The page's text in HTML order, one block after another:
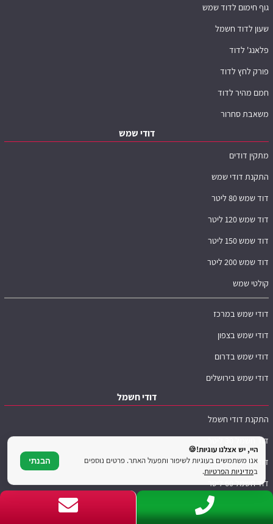
גוף חימום לדוד שמש
שעון לדוד חשמל
פלאנג' לדוד
פורק לחץ לדוד
חמם מהיר לדוד
משאבת סחרור
דודי שמש
מתקין דודים
התקנת דודי שמש
דוד שמש 80 ליטר
דוד שמש 120 ליטר
דוד שמש 150 ליטר
דוד שמש 200 ליטר
קולטי שמש
דודי שמש במרכז
דודי שמש בצפון
דודי שמש בדרום
דודי שמש בירושלים
דודי חשמל
התקנת דודי חשמל
דוד חשמל 30 ליטר
דוד חשמל 45 ליטר
דוד חשמל 60 ליטר
היי, יש אצלנו עוגיות!🍪
אנו משתמשים בעוגיות לשיפור ותפעול האתר. פרטים נוספים
במדיניות הפרטיות.
הבנתי